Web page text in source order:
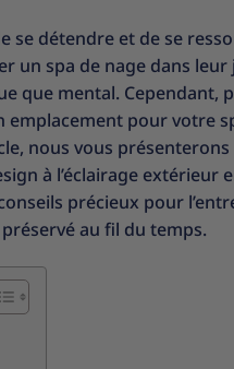
détendre et de se
un spa de nage dans
que mental. Cependant,
pour votre
nous vous
à l’éclairage extérieur
précieux pour
au fil du temps.